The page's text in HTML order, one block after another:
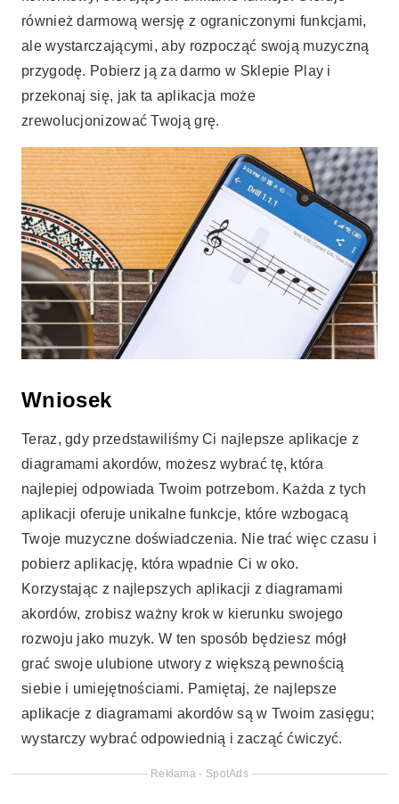
również darmową wersję z ograniczonymi funkcjami,
ale wystarczającymi, aby rozpocząć swoją muzyczną
przygodę. Pobierz ją za darmo w Sklepie Play i
przekonaj się, jak ta aplikacja może
zrewolucjonizować Twoją grę.
Wniosek
Teraz, gdy przedstawiliśmy Ci najlepsze aplikacje z
diagramami akordów, możesz wybrać tę, która
najlepiej odpowiada Twoim potrzebom. Każda z tych
aplikacji oferuje unikalne funkcje, które wzbogacą
Twoje muzyczne doświadczenia. Nie trać więc czasu i
pobierz aplikację, która wpadnie Ci w oko.
Korzystając z najlepszych aplikacji z diagramami
akordów, zrobisz ważny krok w kierunku swojego
rozwoju jako muzyk. W ten sposób będziesz mógł
grać swoje ulubione utwory z większą pewnością
siebie i umiejętnościami. Pamiętaj, że najlepsze
aplikacje z diagramami akordów są w Twoim zasięgu;
wystarczy wybrać odpowiednią i zacząć ćwiczyć.
Reklama - SpotAds